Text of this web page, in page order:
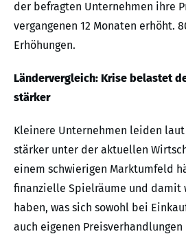
der befragten Unternehmen ihre
vergangenen 12 Monaten erhöht.
Erhöhungen.
Ländervergleich: Krise belastet
stärker
Kleinere Unternehmen leiden laut
stärker unter der aktuellen
einem schwierigen Marktumfeld
finanzielle Spielräume und damit
haben, was sich sowohl bei
auch eigenen